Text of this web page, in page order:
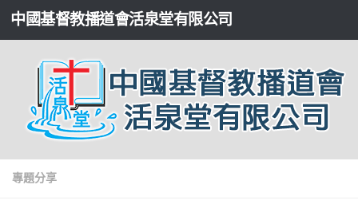
中國基督教播道會活泉堂有限公司
專題分享